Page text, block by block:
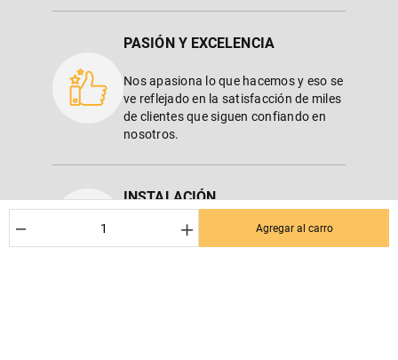
＋
－ Agregar al carro
PASIÓN Y EXCELENCIA
Nos apasiona lo que hacemos y eso se
ve reflejado en la satisfacción de miles
de clientes que siguen confiando en
nosotros.
INSTALACIÓN
Servicio de instalación en nuestras